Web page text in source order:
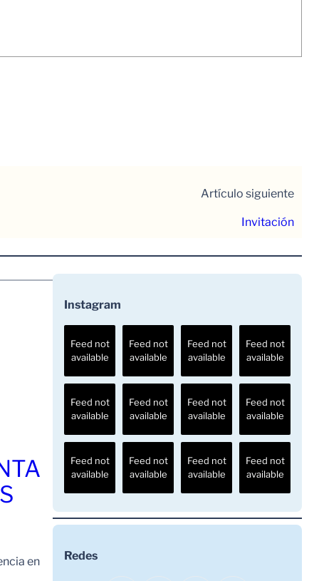
Artículo siguiente
Invitación
en
Instagram
Feed not
available
Feed not
available
Feed not
available
Feed not
available
Feed not
available
Feed not
available
Feed not
available
Feed not
available
Feed not
available
Feed not
available
Feed not
available
Feed not
available
Redes